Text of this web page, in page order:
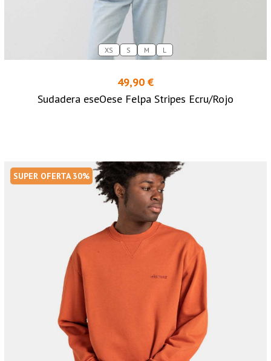
XS S M L
49,90 €
Sudadera eseOese Felpa Stripes Ecru/Rojo
SUPER OFERTA 30%